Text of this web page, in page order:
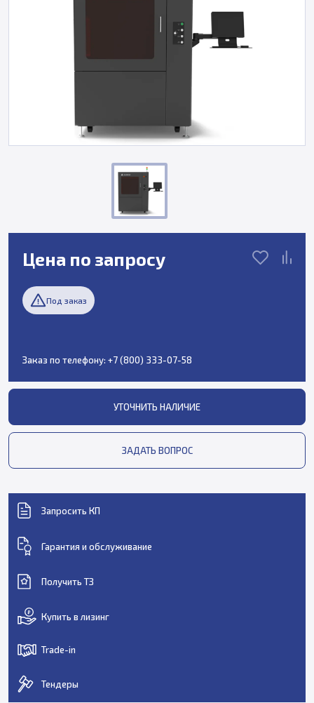
Цена по запросу
Под заказ
Заказ по телефону: +7 (800) 333-07-58
УТОЧНИТЬ НАЛИЧИЕ
ЗАДАТЬ ВОПРОС
Запросить КП
Гарантия и обслуживание
Получить ТЗ
Купить в лизинг
Trade-in
Тендеры